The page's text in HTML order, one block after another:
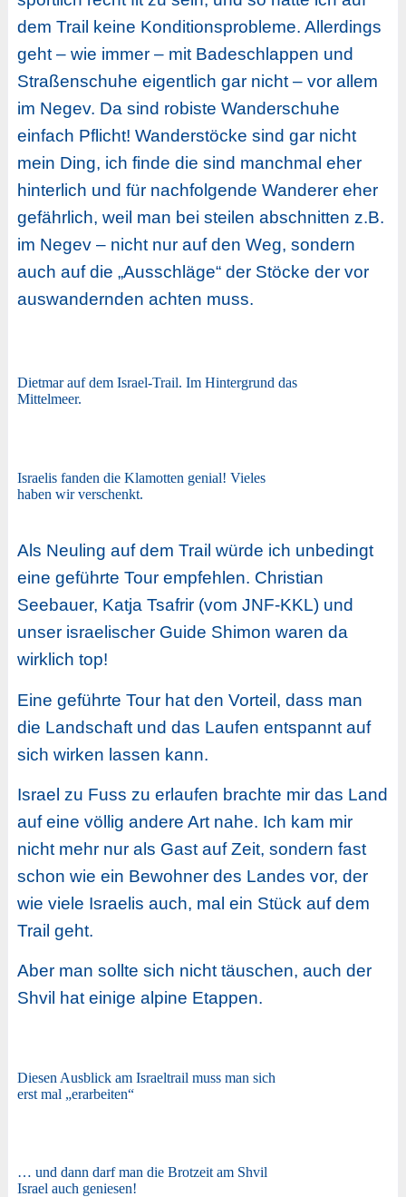
dem Trail keine Konditionsprobleme. Allerdings
geht – wie immer – mit Badeschlappen und
Straßenschuhe eigentlich gar nicht – vor allem
im Negev. Da sind robiste Wanderschuhe
einfach Pflicht! Wanderstöcke sind gar nicht
mein Ding, ich finde die sind manchmal eher
hinterlich und für nachfolgende Wanderer eher
gefährlich, weil man bei steilen abschnitten z.B.
im Negev – nicht nur auf den Weg, sondern
auch auf die „Ausschläge“ der Stöcke der vor
auswandernden achten muss.
Dietmar auf dem Israel-Trail. Im Hintergrund das
Mittelmeer.
Israelis fanden die Klamotten genial! Vieles
haben wir verschenkt.
Als Neuling auf dem Trail würde ich unbedingt
eine geführte Tour empfehlen. Christian
Seebauer, Katja Tsafrir (vom JNF-KKL) und
unser israelischer Guide Shimon waren da
wirklich top!
Eine geführte Tour hat den Vorteil, dass man
die Landschaft und das Laufen entspannt auf
sich wirken lassen kann.
Israel zu Fuss zu erlaufen brachte mir das Land
auf eine völlig andere Art nahe. Ich kam mir
nicht mehr nur als Gast auf Zeit, sondern fast
schon wie ein Bewohner des Landes vor, der
wie viele Israelis auch, mal ein Stück auf dem
Trail geht.
Aber man sollte sich nicht täuschen, auch der
Shvil hat einige alpine Etappen.
Diesen Ausblick am Israeltrail muss man sich
erst mal „erarbeiten“
… und dann darf man die Brotzeit am Shvil
Israel auch geniesen!